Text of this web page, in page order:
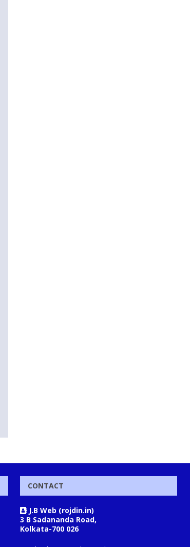
CONTACT
J.B Web (rojdin.in)
3 B Sadananda Road,
Kolkata-700 026